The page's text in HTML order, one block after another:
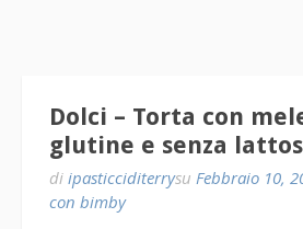
Dolci – Torta con
glutine e senza
di ipasticciditerrysu Febbraio 10,
con bimby